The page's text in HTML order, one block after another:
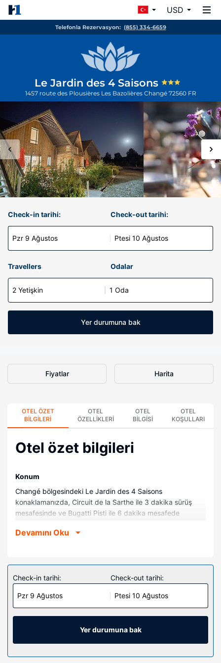
USD
Telefonla Rezervasyon: (855) 334-6659
Le Jardin des 4 Saisons
1457 route des Plousières Les Bazolières Changé 72560 FR
Check-in tarihi:
Pzr 9 Ağustos
Check-out tarihi:
Ptesi 10 Ağustos
Travellers Odalar
2 Yetişkin 1 Oda
Yer durumuna bak
Fiyatlar Harita
OTEL ÖZET
BILGILERI
OTEL
ÖZELLIKLERI
OTEL
BILGISI
OTEL
KOŞULLARI
Otel özet bilgileri
Konum
Changé bölgesindeki Le Jardin des 4 Saisons
konaklamanızda, Circuit de la Sarthe ile 3 dakika sürüş
mesafesinde ve Bugatti Pisti ile 6 dakika mesafede
yeri 24 Saat Le Mans Müzesi ile 4 mi (6,4 km) ve Antarès
5 oda mevcuttur.
yararlanabilir veya zemin katta teras ve bahçe keyfiyle
manzaranın tadını çıkartabilir.
Kahvaltı ücretlidir.
Devamını Oku
Check-in tarihi:
Pzr 9 Ağustos
Check-out tarihi:
Ptesi 10 Ağustos
Yer durumuna bak